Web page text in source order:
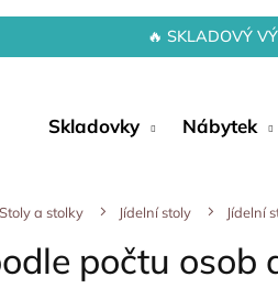
🔥 SKLADOVÝ
Skladovky Nábytek
Stoly a stolky Jídelní stoly Jídelní
počtu osob